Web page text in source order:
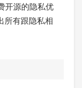
开源的隐私优
所有跟隐私相